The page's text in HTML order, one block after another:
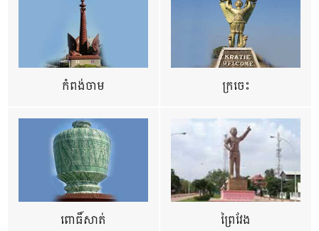
កំពង់ចាម ក្រចេះ
ពោធិ៍សាត់ ព្រៃវែង